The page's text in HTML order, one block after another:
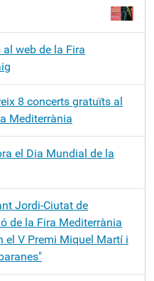
web de la Fira
8 concerts gratuïts al
Mediterrània
el Dia Mundial de la
Jordi-Ciutat de
de la Fira Mediterrània
el V Premi Miquel Martí i